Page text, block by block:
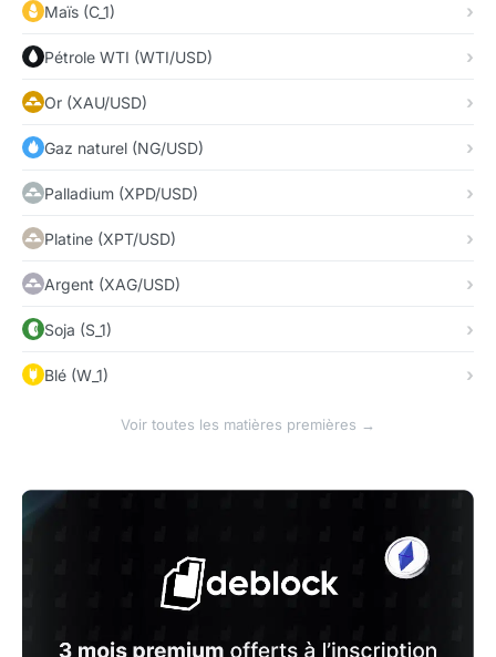
Maïs (C_1)
Pétrole WTI (WTI/USD)
Or (XAU/USD)
Gaz naturel (NG/USD)
Palladium (XPD/USD)
Platine (XPT/USD)
Argent (XAG/USD)
Soja (S_1)
Blé (W_1)
Voir toutes les matières premières →